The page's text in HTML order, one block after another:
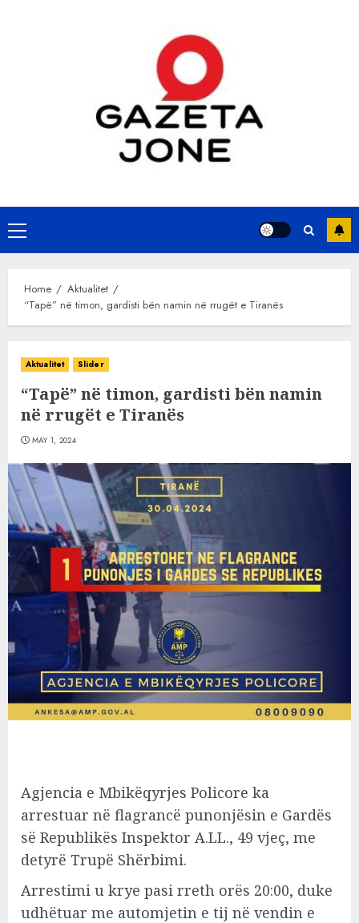
Primary
Menu
Home
Aktualitet
“Tapë” në timon, gardisti bën namin në rrugët e Tiranës
Aktualitet Slider
“Tapë” në timon, gardisti bën namin
në rrugët e Tiranës
MAY 1, 2024
Agjencia e Mbikëqyrjes Policore ka
arrestuar në flagrancë punonjësin e Gardës
së Republikës Inspektor A.LL., 49 vjeç, me
detyrë Trupë Shërbimi.
Arrestimi u krye pasi rreth orës 20:00, duke
udhëtuar me automjetin e tij në vendin e